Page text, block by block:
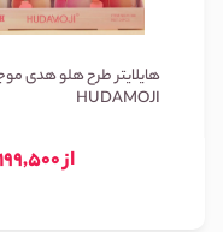
هایلایتر طرح هلو هدی
HUDAMOJI
از 199,500 تومان